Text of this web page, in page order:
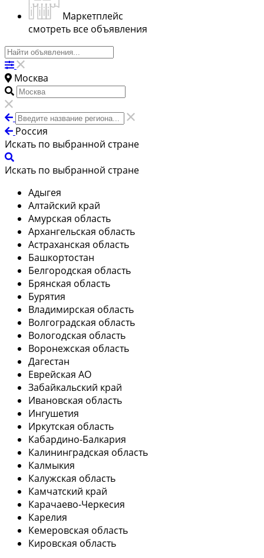
Маркетплейс
смотреть все объявления
Москва
Россия
Искать по выбранной стране
Искать по выбранной стране
Адыгея
Алтайский край
Амурская область
Архангельская область
Астраханская область
Башкортостан
Белгородская область
Брянская область
Бурятия
Владимирская область
Волгоградская область
Вологодская область
Воронежская область
Дагестан
Еврейская АО
Забайкальский край
Ивановская область
Ингушетия
Иркутская область
Кабардино-Балкария
Калининградская область
Калмыкия
Калужская область
Камчатский край
Карачаево-Черкесия
Карелия
Кемеровская область
Кировская область